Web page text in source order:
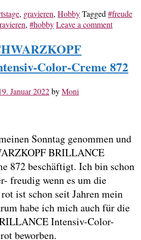
, gravieren, HobbyTagged#freude
, #hobbyLeave a comment
Color-Creme 872
Januar 2022byMoni
Sonntag genommen und
BRILLANCE
872 beschäftigt. Ich bin schon
freudig wenn es um die
ist schon seit Jahren mein
habe ich mich auch für die
Intensiv-Color-
beworben.